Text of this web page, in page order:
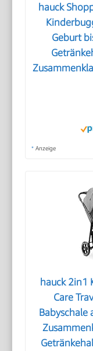
hauck
Geburt
* Anzeige
hauck 2in1
Care
Babyschale